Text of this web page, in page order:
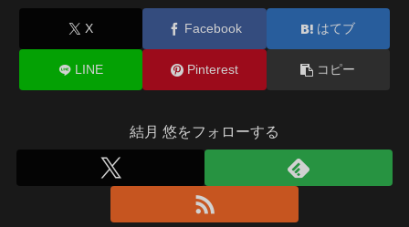
X Facebook はてブ
LINE Pinterest コピー
結月 悠をフォローする